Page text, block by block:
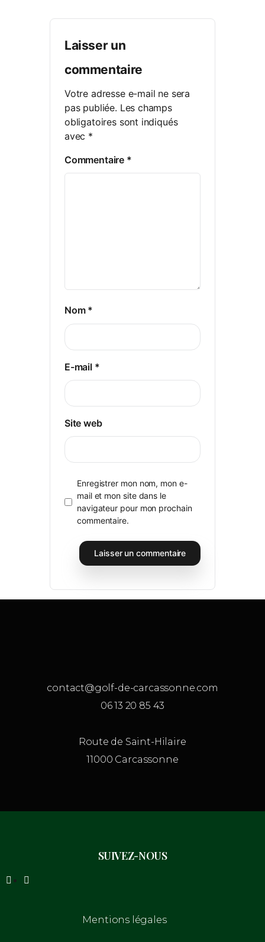
Laisser un
commentaire
Votre adresse e-mail ne sera
pas publiée. Les champs
obligatoires sont indiqués
avec *
Commentaire *
Nom *
E-mail *
Site web
Enregistrer mon nom, mon e-
mail et mon site dans le
navigateur pour mon prochain
commentaire.
contact@golf-de-carcassonne.com
06 13 20 85 43
Route de Saint-Hilaire
11000 Carcassonne
SUIVEZ-NOUS
Mentions légales